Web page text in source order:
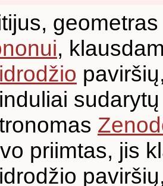
,
priimtas, jis